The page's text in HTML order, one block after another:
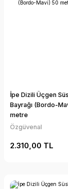
İpe Dizili Üçgen
Bayrağı (Bordo-
metre
Özgüvenal
2.310,00 TL